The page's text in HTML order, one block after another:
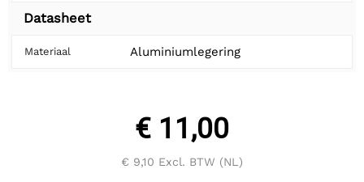
Datasheet
Materiaal Aluminiumlegering
€ 11,00
€ 9,10 Excl. BTW (NL)